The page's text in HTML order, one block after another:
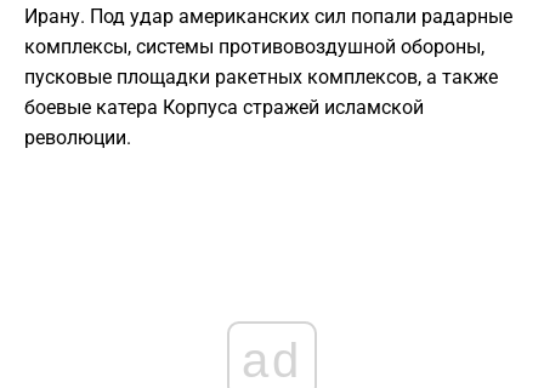
Ирану. Под удар американских сил попали радарные
комплексы, системы противовоздушной обороны,
пусковые площадки ракетных комплексов, а также
боевые катера Корпуса стражей исламской
революции.
ad